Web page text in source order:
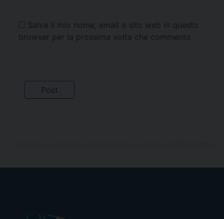
Salva il mio nome, email e sito web in questo
browser per la prossima volta che commento.